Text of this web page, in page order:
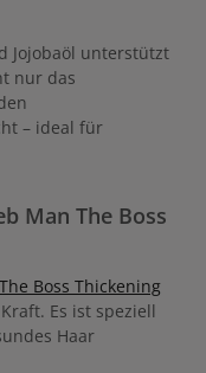
Jojobaöl unterstützt
nur das
– ideal für
Man The Boss
The Boss Thickening
Es ist speziell
Haar